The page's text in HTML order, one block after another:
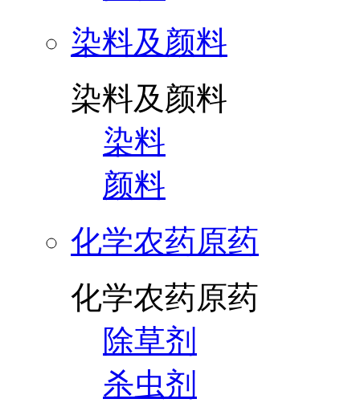
染料及颜料
染料及颜料
染料
颜料
化学农药原药
化学农药原药
除草剂
杀虫剂